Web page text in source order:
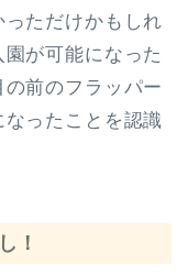
ただけかもしれ
が可能になった
前のフラッパー
ったことを認識
！